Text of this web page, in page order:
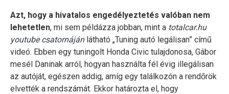
Azt, hogy a hivatalos engedélyeztetés valóban nem
lehetetlen, mi sem példázza jobban, mint a totalcar.hu
youtube csatornájánlátható „Tuning autó legálisan” című
videó. Ebben egy tuningolt Honda Civic tulajdonosa, Gábor
mesél Daninak arról, hogyan használta fél évig illegálisan
az autóját, egészen addig, amíg egy találkozón a rendőrök
elvették a rendszámát. Ekkor határozta el, hogy